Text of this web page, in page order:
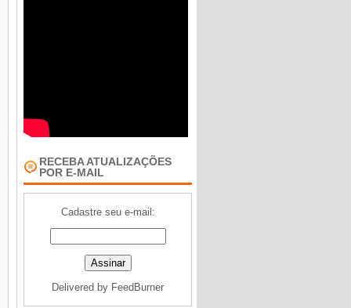
RECEBA ATUALIZAÇÕES
POR E-MAIL
Cadastre seu e-mail:
Delivered by FeedBurner